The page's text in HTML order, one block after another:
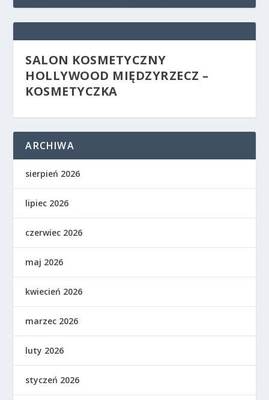
SALON KOSMETYCZNY
HOLLYWOOD MIĘDZYRZECZ –
KOSMETYCZKA
ARCHIWA
sierpień 2026
lipiec 2026
czerwiec 2026
maj 2026
kwiecień 2026
marzec 2026
luty 2026
styczeń 2026